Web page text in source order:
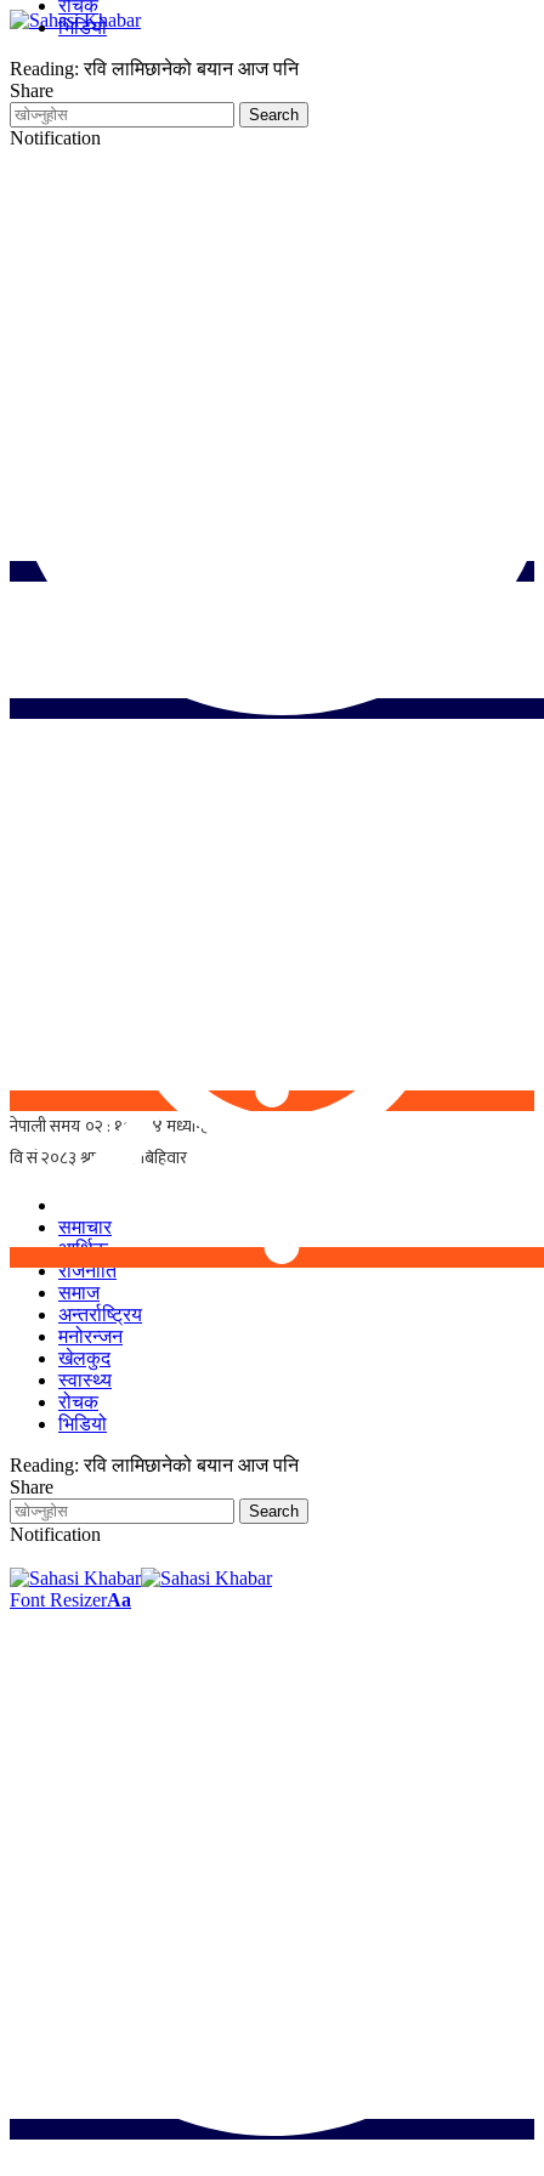
समाचार
आर्थिक
राजनीति
समाज
अन्तर्राष्ट्रिय
मनोरन्जन
खेलकुद
स्वास्थ्य
रोचक
भिडियो
Reading: रवि लामिछानेको बयान आज पनि
Share
Notification
रोचक
भिडियो
Reading: रवि लामिछानेको बयान आज पनि
Share
Notification
Font ResizerAa